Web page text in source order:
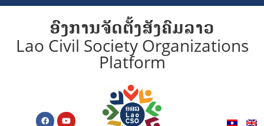
ອົງການຈັດຕັ້ງສັງຄົມລາວ
Lao Civil Society Organizations
Platform